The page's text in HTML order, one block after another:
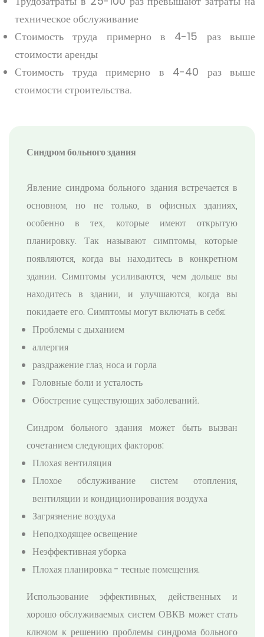
техническое обслуживание
Стоимость труда примерно в 4-15 раз выше
стоимости аренды
Стоимость труда примерно в 4-40 раз выше
стоимости строительства.
Синдром больного здания
Явление синдрома больного здания встречается в
основном, но не только, в офисных зданиях,
особенно в тех, которые имеют открытую
планировку. Так называют симптомы, которые
появляются, когда вы находитесь в конкретном
здании. Симптомы усиливаются, чем дольше вы
находитесь в здании, и улучшаются, когда вы
покидаете его. Симптомы могут включать в себя:
Проблемы с дыханием
аллергия
раздражение глаз, носа и горла
Головные боли и усталость
Обострение существующих заболеваний.
Синдром больного здания может быть вызван
сочетанием следующих факторов:
Плохая вентиляция
Плохое обслуживание систем отопления,
вентиляции и кондиционирования воздуха
Загрязнение воздуха
Неподходящее освещение
Неэффективная уборка
Плохая планировка - тесные помещения.
Использование эффективных, действенных и
хорошо обслуживаемых систем ОВКВ может стать
ключом к решению проблемы синдрома больного